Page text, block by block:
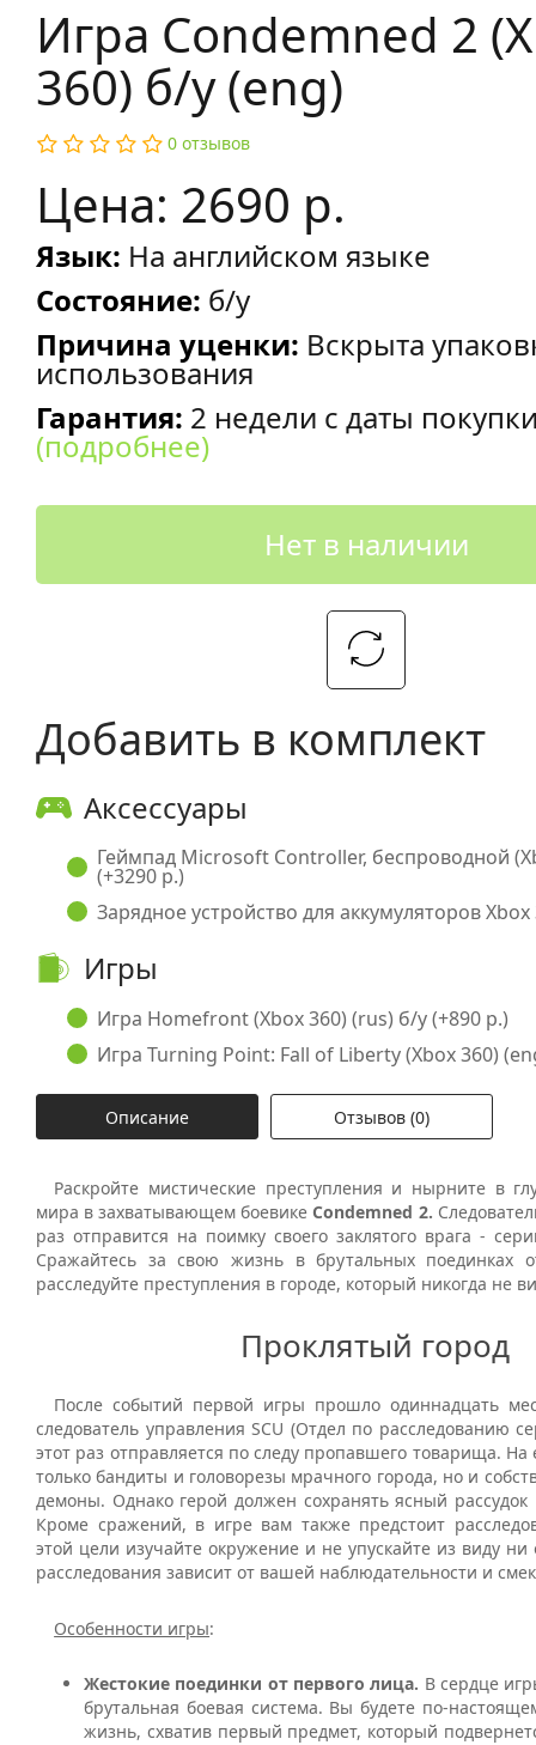
Игра Condemned 2
360) б/у (eng)
0 отзывов
Цена: 2690 р.
Язык: На английском языке
Состояние: б/у
Причина уценки: Вскрыта
использования
Гарантия: 2 недели с даты
(подробнее)
Нет в наличии
Добавить в комплект
Аксессуары
Геймпад Microsoft Controller, беспроводной
(+3290 р.)
Зарядное устройство для аккумуляторов Xbox
Игры
Игра Homefront (Xbox 360) (rus) б/у (+890 р.)
Игра Turning Point: Fall of Liberty (Xbox 360)
Описание Отзывов (0)
Раскройте мистические преступления и нырните в
мира в захватывающем боевике Condemned 2.
раз отправится на поимку своего заклятого врага -
Сражайтесь за свою жизнь в брутальных поединках
расследуйте преступления в городе, который никогда не
Проклятый город
После событий первой игры прошло одиннадцать
следователь управления SCU (Отдел по расследованию
этот раз отправляется по следу пропавшего товарища. На
только бандиты и головорезы мрачного города, но и
демоны. Однако герой должен сохранять ясный рассудок
Кроме сражений, в игре вам также предстоит
этой цели изучайте окружение и не упускайте из виду ни
расследования зависит от вашей наблюдательности и
Особенности игры:
Жестокие поединки от первого лица. В сердце
брутальная боевая система. Вы будете по-
жизнь, схватив первый предмет, который